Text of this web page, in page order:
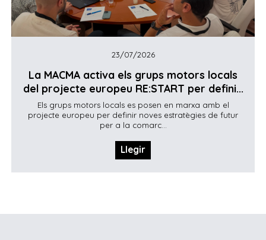
23/07/2026
La MACMA activa els grups motors locals
del projecte europeu RE:START per defini...
Els grups motors locals es posen en marxa amb el
projecte europeu per definir noves estratègies de futur
per a la comarc...
Llegir